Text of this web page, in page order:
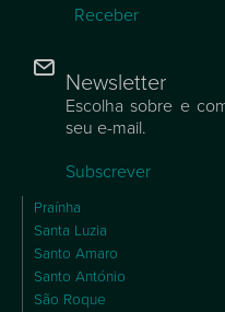
Receber
Newsletter
Escolha sobre e
seu e-mail.
Subscrever
Praínha
Santa Luzia
Santo Amaro
Santo António
São Roque